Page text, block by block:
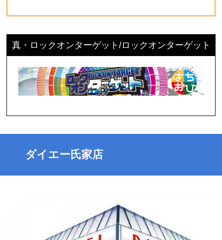
真・ロックオンターゲット/ロックオンターゲット
ダイエー氏家店